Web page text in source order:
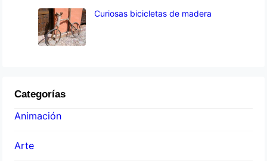
Curiosas bicicletas de madera
Categorías
Animación
Arte